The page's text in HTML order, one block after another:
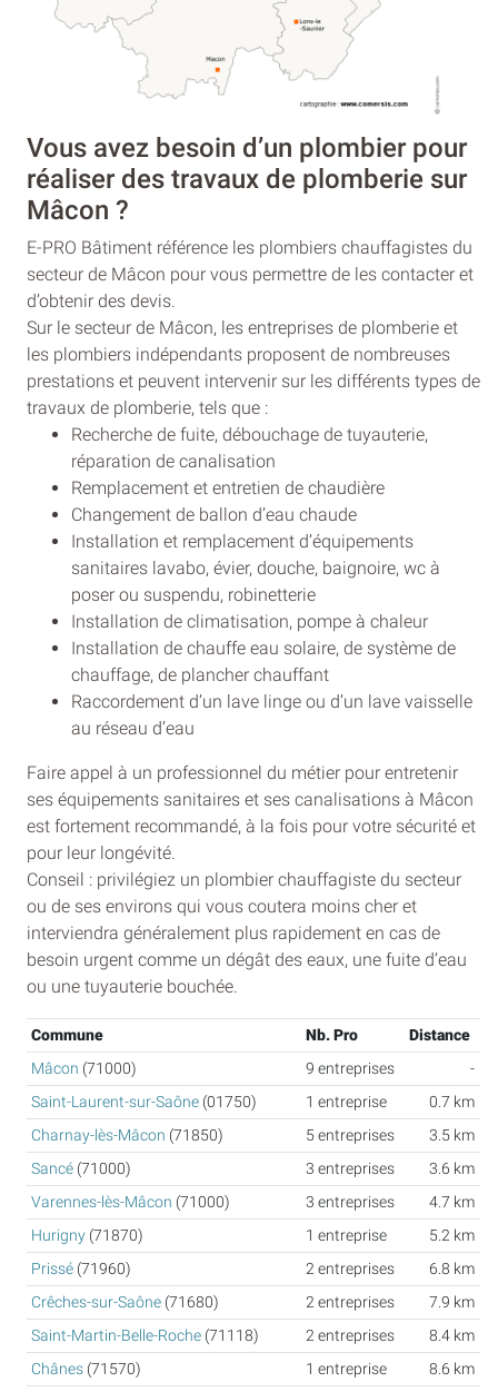
Vous avez besoin d’un plombier pour
réaliser des travaux de plomberie sur
Mâcon ?
E-PRO Bâtiment référence les plombiers chauffagistes du
secteur de Mâcon pour vous permettre de les contacter et
d’obtenir des devis.
Sur le secteur de Mâcon, les entreprises de plomberie et
les plombiers indépendants proposent de nombreuses
prestations et peuvent intervenir sur les différents types de
travaux de plomberie, tels que :
Recherche de fuite, débouchage de tuyauterie,
réparation de canalisation
Remplacement et entretien de chaudière
Changement de ballon d’eau chaude
Installation et remplacement d’équipements
sanitaires lavabo, évier, douche, baignoire, wc à
poser ou suspendu, robinetterie
Installation de climatisation, pompe à chaleur
Installation de chauffe eau solaire, de système de
chauffage, de plancher chauffant
Raccordement d’un lave linge ou d’un lave vaisselle
au réseau d’eau
Faire appel à un professionnel du métier pour entretenir
ses équipements sanitaires et ses canalisations à Mâcon
est fortement recommandé, à la fois pour votre sécurité et
pour leur longévité.
Conseil : privilégiez un plombier chauffagiste du secteur
ou de ses environs qui vous coutera moins cher et
interviendra généralement plus rapidement en cas de
besoin urgent comme un dégât des eaux, une fuite d’eau
ou une tuyauterie bouchée.
Commune Nb. Pro
Distance
Mâcon (71000) 9 entreprises
-
Saint-Laurent-sur-Saône (01750) 1 entreprise
0.7 km
Charnay-lès-Mâcon (71850) 5 entreprises
3.5 km
Sancé (71000) 3 entreprises
3.6 km
Varennes-lès-Mâcon (71000) 3 entreprises
4.7 km
Hurigny (71870) 1 entreprise
5.2 km
Prissé (71960) 2 entreprises
6.8 km
Crêches-sur-Saône (71680) 2 entreprises
7.9 km
Saint-Martin-Belle-Roche (71118) 2 entreprises
8.4 km
Chânes (71570) 1 entreprise
8.6 km